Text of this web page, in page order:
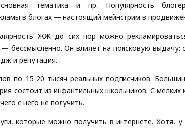
тематика и пр. Популярность
в блогах — настоящий мейнстрим в
ЖЖ до сих пор можно
бессмысленно. Он влияет на поисковую выдачу:
и репутация.
по 15-20 тысяч реальных подписчиков.
состоит из инфантильных школьников. С мелких
с него не получить.
которые можно получить в интернете. Хотя,